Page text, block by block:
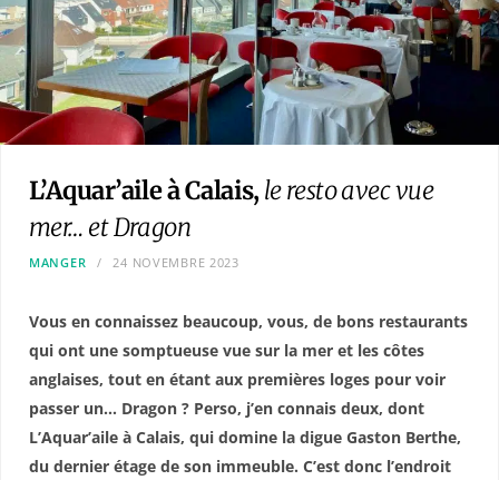
L’Aquar’aile à Calais, le resto avec vue
mer… et Dragon
MANGER 24 NOVEMBRE 2023
Vous en connaissez beaucoup, vous, de bons restaurants
qui ont une somptueuse vue sur la mer et les côtes
anglaises, tout en étant aux premières loges pour voir
passer un… Dragon ? Perso, j’en connais deux, dont
L’Aquar’aile à Calais, qui domine la digue Gaston Berthe,
du dernier étage de son immeuble. C’est donc l’endroit